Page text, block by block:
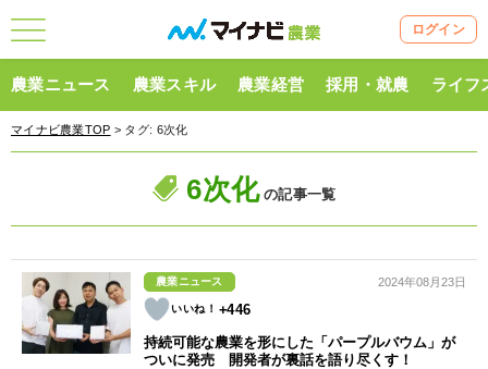
ログイン
農業ニュース 農業スキル 農業経営 採用・就農 ライフ
マイナビ農業TOP > タグ: 6次化
6次化 の記事一覧
農業ニュース
+446
2024年08月23日
持続可能な農業を形にした「パープルバウム」が
ついに発売 開発者が裏話を語り尽くす！